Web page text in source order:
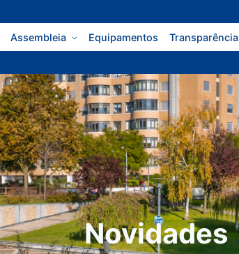
Assembleia Equipamentos Transparência
Novidades